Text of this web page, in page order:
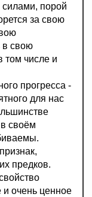
силами, порой
за свою
в свою
том числе и
прогресса -
для нас
своём
предков.
очень ценное